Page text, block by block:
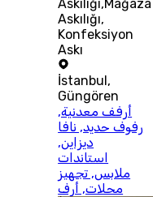
Askılığı,Mağaza
Askılığı,
Konfeksiyon
Askı
İstanbul,
Güngören
أرفف معدنية,
رفوف حديد, نافا
ديزاين,
استاندات
ملابس, تجهيز
محلات, أرف